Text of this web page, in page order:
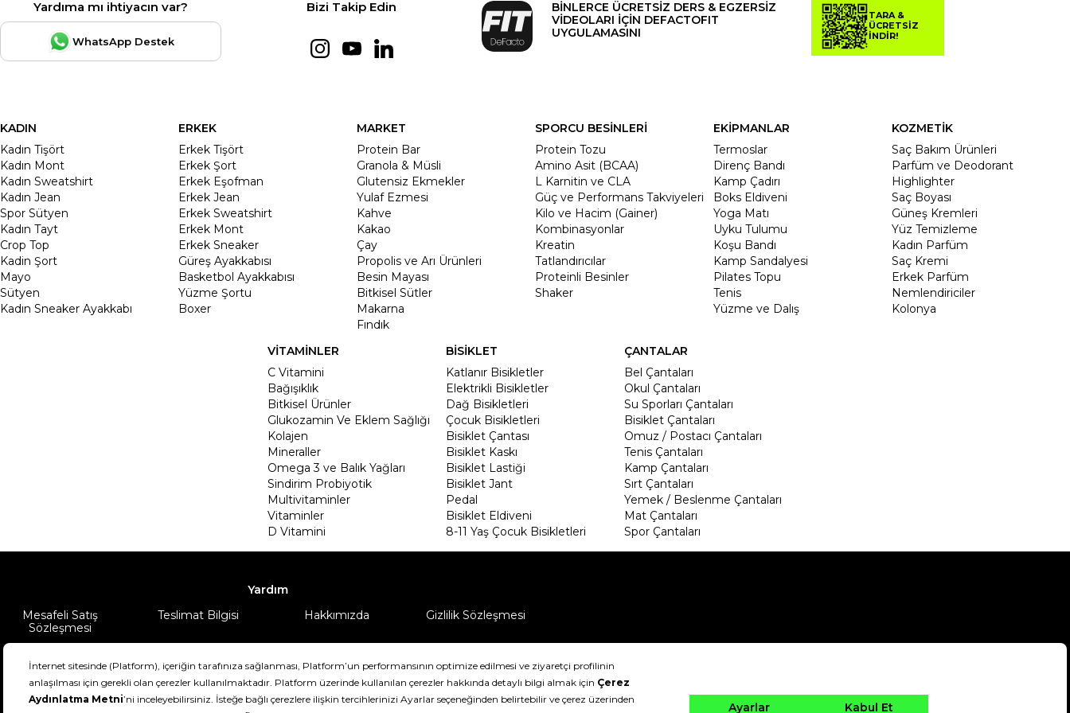
Yardıma mı ihtiyacın var?
WhatsApp Destek
Bizi Takip Edin
BİNLERCE ÜCRETSİZ DERS & EGZERSİZ
VİDEOLARI İÇİN DEFACTOFIT
UYGULAMASINI
TARA &
ÜCRETSİZ
İNDİR!
KADIN
Kadın Tişört
Kadın Mont
Kadın Sweatshirt
Kadın Jean
Spor Sütyen
Kadın Tayt
Crop Top
Kadin Şort
Mayo
Sütyen
Kadın Sneaker Ayakkabı
ERKEK
Erkek Tişört
Erkek Şort
Erkek Eşofman
Erkek Jean
Erkek Sweatshirt
Erkek Mont
Erkek Sneaker
Güreş Ayakkabısı
Basketbol Ayakkabısı
Yüzme Şortu
Boxer
MARKET
Protein Bar
Granola & Müsli
Glutensiz Ekmekler
Yulaf Ezmesi
Kahve
Kakao
Çay
Propolis ve Arı Ürünleri
Besin Mayası
Bitkisel Sütler
Makarna
Fındık
SPORCU BESİNLERİ
Protein Tozu
Amino Asit (BCAA)
L Karnitin ve CLA
Güç ve Performans Takviyeleri
Kilo ve Hacim (Gainer)
Kombinasyonlar
Kreatin
Tatlandırıcılar
Proteinli Besinler
Shaker
EKİPMANLAR
Termoslar
Direnç Bandı
Kamp Çadırı
Boks Eldiveni
Yoga Matı
Uyku Tulumu
Koşu Bandı
Kamp Sandalyesi
Pilates Topu
Tenis
Yüzme ve Dalış
KOZMETİK
Saç Bakım Ürünleri
Parfüm ve Deodorant
Highlighter
Saç Boyası
Güneş Kremleri
Yüz Temizleme
Kadın Parfüm
Saç Kremi
Erkek Parfüm
Nemlendiriciler
Kolonya
VİTAMİNLER
C Vitamini
Bağışıklık
Bitkisel Ürünler
Glukozamin Ve Eklem Sağlığı
Kolajen
Mineraller
Omega 3 ve Balık Yağları
Sindirim Probiyotik
Multivitaminler
Vitaminler
D Vitamini
BİSİKLET
Katlanır Bisikletler
Elektrikli Bisikletler
Dağ Bisikletleri
Çocuk Bisikletleri
Bisiklet Çantası
Bisiklet Kaskı
Bisiklet Lastiği
Bisiklet Jant
Pedal
Bisiklet Eldiveni
8-11 Yaş Çocuk Bisikletleri
ÇANTALAR
Bel Çantaları
Okul Çantaları
Su Sporları Çantaları
Bisiklet Çantaları
Omuz / Postacı Çantaları
Tenis Çantaları
Kamp Çantaları
Sırt Çantaları
Yemek / Beslenme Çantaları
Mat Çantaları
Spor Çantaları
Yardım
Mesafeli Satış
Sözleşmesi
Teslimat Bilgisi Hakkımızda Gizlilik Sözleşmesi